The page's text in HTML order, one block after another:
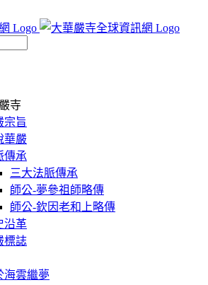
寺
宗旨
華嚴
傳承
三大法脈傳承
師公-夢參祖師略傳
師公-欽因老和上略傳
沿革
標誌
海雲繼夢